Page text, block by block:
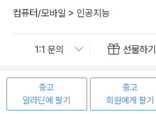
컴퓨터/모바일 > 인공지능
선물하기
중고
알라딘에 팔기
중고
회원에게 팔기